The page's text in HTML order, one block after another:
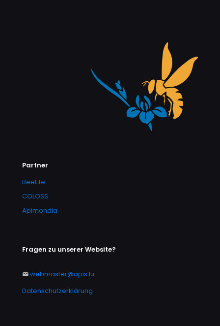
Partner
BeeLife
COLOSS
Apimondia
Fragen zu unserer Website?
webmaster@apis.lu
Datenschutzerklärung